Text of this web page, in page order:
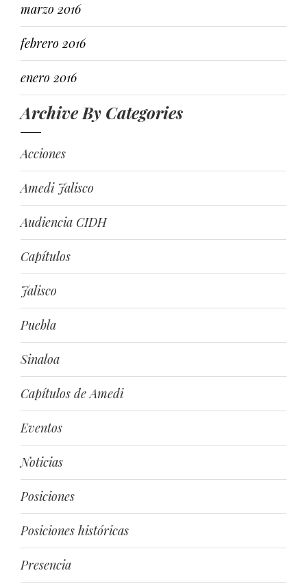
marzo 2016
febrero 2016
enero 2016
Archive By Categories
Acciones
Amedi Jalisco
Audiencia CIDH
Capítulos
Jalisco
Puebla
Sinaloa
Capítulos de Amedi
Eventos
Noticias
Posiciones
Posiciones históricas
Presencia